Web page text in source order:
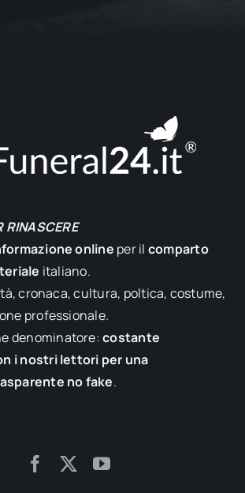
RINASCERE
online per il comparto
italiano.
cronaca, cultura, poltica, costume,
professionale.
denominatore:costante
i nostri lettori per una
no fake.